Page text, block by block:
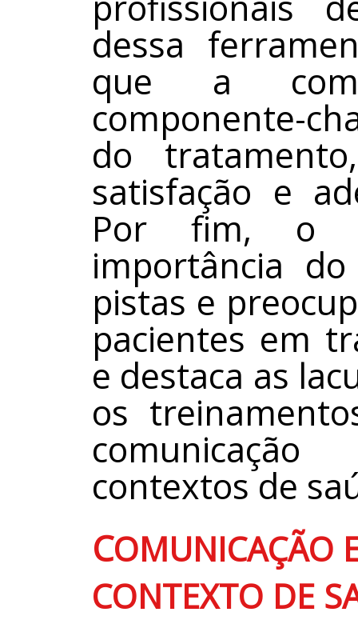
dessa
que a
componente-
do
satisfação e
Por fim, o
importância
pistas e
pacientes em
e destaca as
os
contextos de
COMUNICAÇÃO
CONTEXTO DE